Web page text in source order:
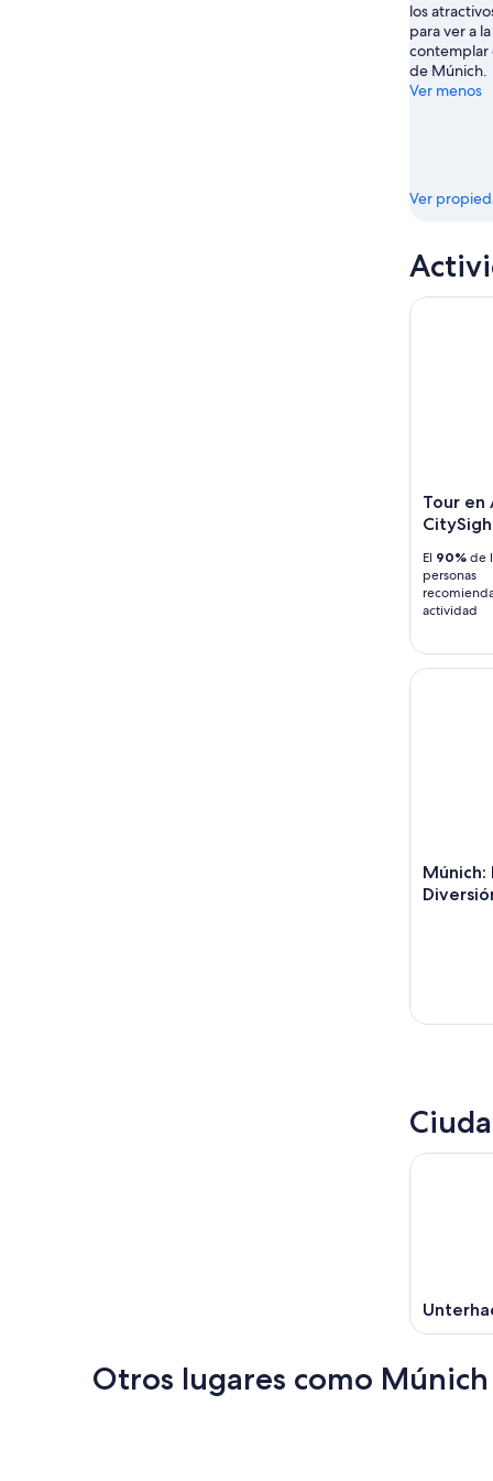
ago
los
para ver a
contemplar
de Múnich.
Ver menos
Ver
Tour en
El 90% de
personas
actividad
Tour en
Múnich:
Múnich:
Otros lugares como Múnich